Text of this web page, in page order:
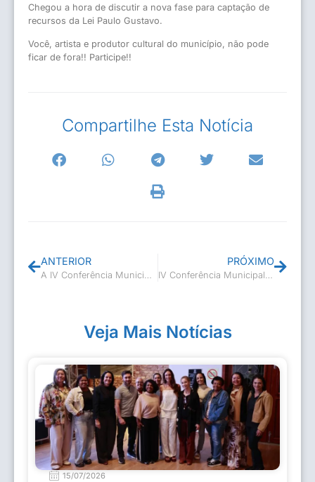
Chegou a hora de discutir a nova fase para captação de
recursos da Lei Paulo Gustavo.
Você, artista e produtor cultural do município, não pode
ficar de fora!! Participe!!
Compartilhe Esta Notícia
ANTERIOR
A IV Conferência Municipal de Cultura foi um sucesso!
PRÓXIMO
IV Conferência Municipal de Cultura reúne a população para debate
Veja Mais Notícias
15/07/2026